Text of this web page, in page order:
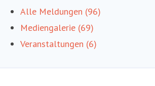
Alle Meldungen (96)
Mediengalerie (69)
Veranstaltungen (6)